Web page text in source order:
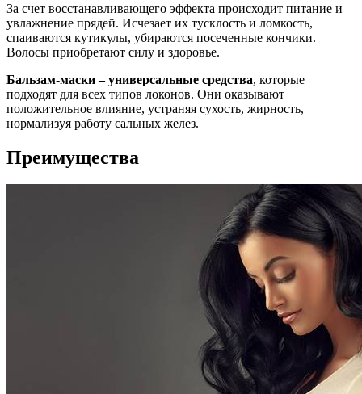
За счет восстанавливающего эффекта происходит питание и
увлажнение прядей. Исчезает их тусклость и ломкость,
спаиваются кутикулы, убираются посеченные кончики.
Волосы приобретают силу и здоровье.
Бальзам-маски – универсальные средства, которые
подходят для всех типов локонов. Они оказывают
положительное влияние, устраняя сухость, жирность,
нормализуя работу сальных желез.
Преимущества